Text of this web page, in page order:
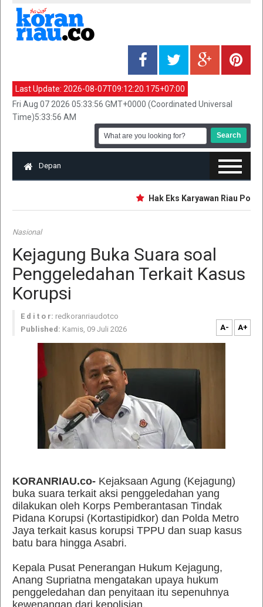
Last Update: 2026-08-07T09:12:20.175+07:00
Fri Aug 07 2026 05:33:56 GMT+0000 (Coordinated Universal
Time)5:33:56 AM
Depan
Hak Eks Karyawan Riau Pos
Nasional
Kejagung Buka Suara soal
Penggeledahan Terkait Kasus
Korupsi
E d i t o r: redkoranriaudotco
Published: Kamis, 09 Juli 2026 A- A+
KORANRIAU.co- Kejaksaan Agung (Kejagung)
buka suara terkait aksi penggeledahan yang
dilakukan oleh Korps Pemberantasan Tindak
Pidana Korupsi (Kortastipidkor) dan Polda Metro
Jaya terkait kasus korupsi TPPU dan suap kasus
batu bara hingga Asabri.
Kepala Pusat Penerangan Hukum Kejagung,
Anang Supriatna mengatakan upaya hukum
penggeledahan dan penyitaan itu sepenuhnya
kewenangan dari kepolisian.